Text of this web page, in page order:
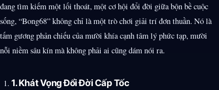
đang tìm kiếm một lối thoát, một cơ hội đổi đời giữa bộn bề cuộc
sống, “Bong68” không chỉ là một trò chơi giải trí đơn thuần. Nó là
tấm gương phản chiếu của mười khía cạnh tâm lý phức tạp, mười
nỗi niềm sâu kín mà không phải ai cũng dám nói ra.
1. Khát Vọng Đổi Đời Cấp Tốc